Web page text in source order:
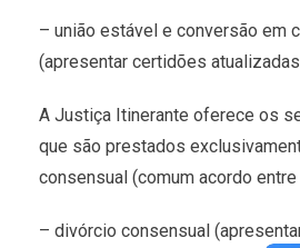
– união estável e conversão em
(apresentar certidões
A Justiça Itinerante oferece os
que são prestados
consensual (comum acordo
– divórcio consensual